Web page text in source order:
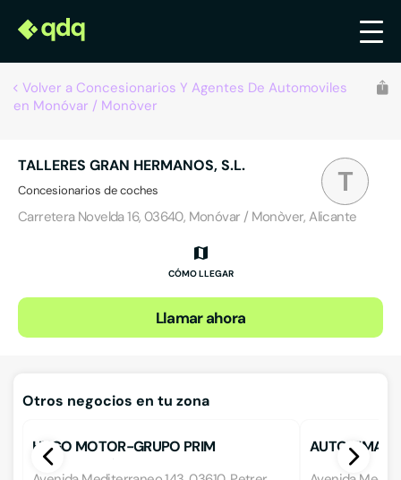
Volver a Concesionarios Y Agentes De Automoviles
en Monóvar / Monòver
T
TALLERES GRAN HERMANOS, S.L.
Concesionarios de coches
Carretera Novelda 16, 03640, Monóvar / Monòver, Alicante
CÓMO LLEGAR
Llamar ahora
Otros negocios en tu zona
HUGO MOTOR-GRUPO PRIM
AUTOMOCIÓN
AUTO FIMA,